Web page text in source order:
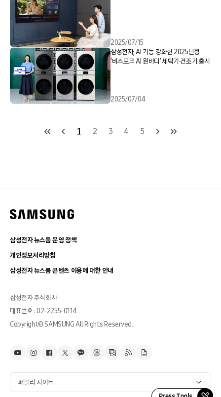
2025/07/15
삼성전자, AI 기능 강화한 2025년형
‘비스포크 AI 원바디’ 세탁기∙건조기 출시
2025/07/04
1 2 3 4 5
삼성전자 뉴스룸 운영 정책
개인정보처리방침
삼성전자 뉴스룸 콘텐츠 이용에 대한 안내
삼성전자 주식회사
대표번호 : 02-2255-0114
Copyright© SAMSUNG All Rights Reserved.
패밀리 사이트